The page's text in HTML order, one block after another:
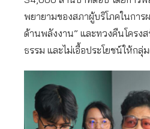
พยายามของสภาผู้บริโภคในการ
ด้านพลังงาน” และทวงคืนโครงส
ธรรม และไม่เอื้อประโยชน์ให้กลุ่